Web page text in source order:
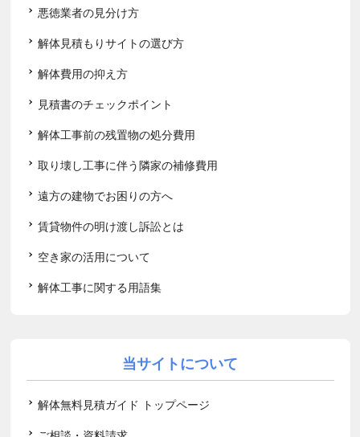
悪徳業者の見分け方
解体見積もりサイトの選び方
解体費用の抑え方
見積書のチェックポイント
解体工事前の残置物の処分費用
取り壊し工事に伴う隣家の補修費用
遠方の建物でお困りの方へ
賃貸物件の明け渡し訴訟とは
空き家の活用について
解体工事に関する用語集
当サイトについて
解体無料見積ガイド トップページ